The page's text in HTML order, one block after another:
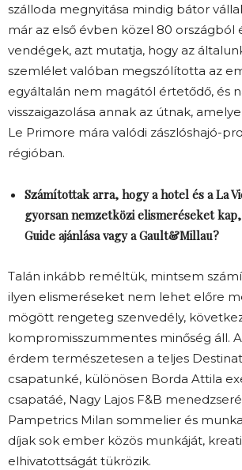
szálloda megnyitása mindig bátor
már az első évben közel 80 országból
vendégek, azt mutatja, hogy az
szemlélet valóban megszólította az
egyáltalán nem magától értetődő, és
visszaigazolása annak az útnak,
Le Primore mára valódi zászlóshajó-
régióban.
Számítottak arra, hogy a hotel és a La
gyorsan nemzetközi elismeréseket
Guide ajánlása vagy a Gault&Millau?
Talán inkább reméltük, mintsem
ilyen elismeréseket nem lehet előre
mögött rengeteg szenvedély,
kompromisszummentes minőség áll.
érdem természetesen a teljes
csapatunké, különösen Borda Attila
csapatáé, Nagy Lajos F&B
Pampetrics Milan sommelier és
díjak sok ember közös munkáját,
elhivatottságát tükrözik.